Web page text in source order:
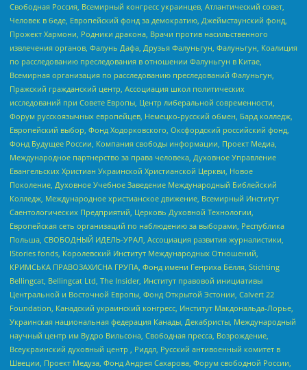
Свободная Россия, Всемирный конгресс украинцев, Атлантический совет,
Человек в беде, Европейский фонд за демократию, Джеймстаунский фонд,
Прожект Хармони, Родники дракона, Врачи против насильственного
извлечения органов, Фалунь Дафа, Друзья Фалуньгун, Фалуньгун, Коалиция
по расследованию преследования в отношении Фалуньгун в Китае,
Всемирная организация по расследованию преследований Фалуньгун,
Пражский гражданский центр, Ассоциация школ политических
исследований при Совете Европы, Центр либеральной современности,
Форум русскоязычных европейцев, Немецко-русский обмен, Бард колледж,
Европейский выбор, Фонд Ходорковского, Оксфордский российский фонд,
Фонд Будущее России, Компания свободы информации, Проект Медиа,
Международное партнерство за права человека, Духовное Управление
Евангельских Христиан Украинской Христианской Церкви, Новое
Поколение, Духовное Учебное Заведение Международный Библейский
Колледж, Международное христианское движение, Всемирный Институт
Саентологических Предприятий, Церковь Духовной Технологии,
Европейская сеть организаций по наблюдению за выборами, Республика
Польша, СВОБОДНЫЙ ИДЕЛЬ-УРАЛ, Ассоциация развития журналистики,
IStories fonds, Королевский Институт Международных Отношений,
КРИМСЬКА ПРАВОЗАХИСНА ГРУПА, Фонд имени Генриха Бёлля, Stichting
Bellingcat, Bellingcat Ltd, The Insider, Институт правовой инициативы
Центральной и Восточной Европы, Фонд Открытой Эстонии, Calvert 22
Foundation, Канадский украинский конгресс, Институт Макдональда-Лорье,
Украинская национальная федерация Канады, Декабристы, Международный
научный центр им Вудро Вильсона, Свободная пресса, Возрождение,
Всеукраинский духовный центр , Риддл, Русский антивоенный комитет в
Швеции, Проект Медуза, Фонд Андрея Сахарова, Форум свободной России,